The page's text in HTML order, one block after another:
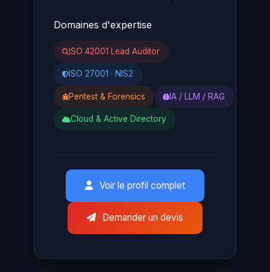
Domaines d'expertise
ISO 42001 Lead Auditor
ISO 27001 · NIS2
Pentest & Forensics IA / LLM / RAG
Cloud & Active Directory
Voir le profil complet
Demander un devis